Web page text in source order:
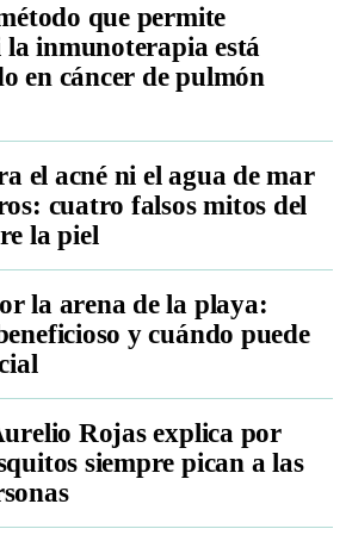
que permite
inmunoterapia está
en cáncer de pulmón
el acné ni el agua de mar
cuatro falsos mitos del
la piel
la arena de la playa:
y cuándo puede
Rojas explica por
siempre pican a las